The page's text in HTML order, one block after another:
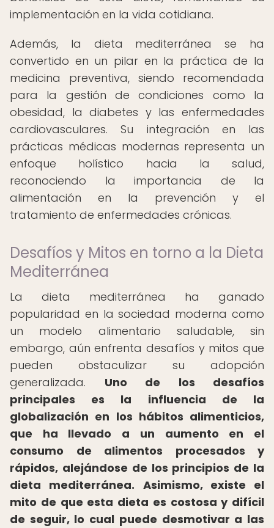
implementación en la vida cotidiana.
Además, la dieta mediterránea se ha
convertido en un pilar en la práctica de la
medicina preventiva, siendo recomendada
para la gestión de condiciones como la
obesidad, la diabetes y las enfermedades
cardiovasculares. Su integración en las
prácticas médicas modernas representa un
enfoque holístico hacia la salud,
reconociendo la importancia de la
alimentación en la prevención y el
tratamiento de enfermedades crónicas.
Desafíos y Mitos en torno a la Dieta
Mediterránea
La dieta mediterránea ha ganado
popularidad en la sociedad moderna como
un modelo alimentario saludable, sin
embargo, aún enfrenta desafíos y mitos que
pueden obstaculizar su adopción
generalizada. Uno de los desafíos
principales es la influencia de la
globalización en los hábitos alimenticios,
que ha llevado a un aumento en el
consumo de alimentos procesados y
rápidos, alejándose de los principios de la
dieta mediterránea. Asimismo, existe el
mito de que esta dieta es costosa y difícil
de seguir, lo cual puede desmotivar a las